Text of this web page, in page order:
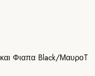
Φιαπα Black/ΜαυροT